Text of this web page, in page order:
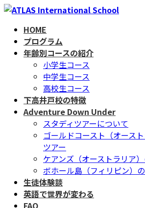
コ
ナ
HOME
プログラム
年齢別コースの紹介
小学生コース
中学生コース
高校生コース
下高井戸校の特徴
Adventure Down Under
スタディツアーについて
ゴールドコースト（オース
ツアー
ケアンズ（オーストラリア
ボホール島（フィリピン）
生徒体験談
英語で世界が変わる
FAQ